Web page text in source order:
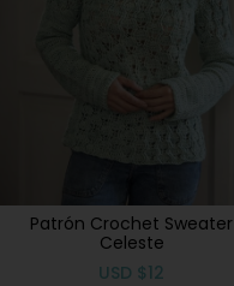
Patrón Crochet Sweater
Celeste
USD $12